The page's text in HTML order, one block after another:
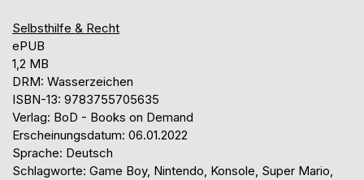
Selbsthilfe & Recht
ePUB
1,2 MB
DRM: Wasserzeichen
ISBN-13: 9783755705635
Verlag: BoD - Books on Demand
Erscheinungsdatum: 06.01.2022
Sprache: Deutsch
Schlagworte: Game Boy, Nintendo, Konsole, Super Mario,